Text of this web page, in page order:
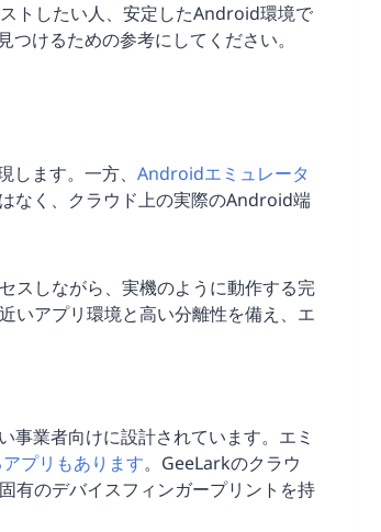
トしたい人、安定したAndroid環境で
けるための参考にしてください。
ます。一方、 Androidエミュレータ
なく、クラウド上の実際のAndroid端
スしながら、実機のように動作する完
いアプリ環境と高い分離性を備え、エ
事業者向けに設計されています。エミ
プリもあります。GeeLarkのクラウ
有のデバイスフィンガープリントを持